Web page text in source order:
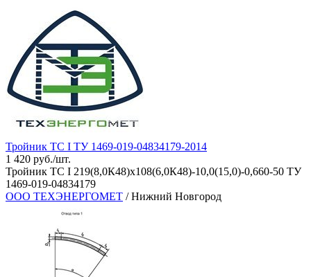
Тройник ТС I ТУ 1469-019-04834179-2014
1 420 руб./шт.
Тройник ТС I 219(8,0К48)х108(6,0К48)-10,0(15,0)-0,660-50 ТУ
1469-019-04834179
ООО ТЕХЭНЕРГОМЕТ / Нижний Новгород